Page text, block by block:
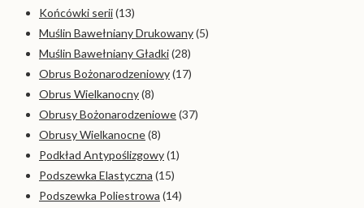
Końcówki serii(13)
Muślin Bawełniany Drukowany(5)
Muślin Bawełniany Gładki(28)
Obrus Bożonarodzeniowy(17)
Obrus Wielkanocny(8)
Obrusy Bożonarodzeniowe(37)
Obrusy Wielkanocne(8)
Podkład Antypoślizgowy(1)
Podszewka Elastyczna (15)
Podszewka Poliestrowa (14)